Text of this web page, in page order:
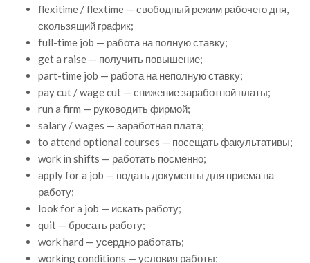
flexitime / flextime — свободный режим рабочего дня,
скользящий график;
full-time job — работа на полную ставку;
get a raise — получить повышение;
part-time job — работа на неполную ставку;
pay cut / wage cut — снижение заработной платы;
run a firm — руководить фирмой;
salary / wages — заработная плата;
to attend optional courses — посещать факультативы;
work in shifts — работать посменно;
apply for a job — подать документы для приема на
работу;
look for a job — искать работу;
quit — бросать работу;
work hard — усердно работать;
working conditions — условия работы;